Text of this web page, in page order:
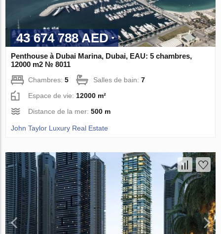
43 674 788 AED
Penthouse à Dubai Marina, Dubai, EAU: 5 chambres,
12000 m2 № 8011
Chambres:5 Salles de bain:7
Espace de vie: 12000 m²
Distance de la mer:500 m
John Taylor Luxury Real Estate